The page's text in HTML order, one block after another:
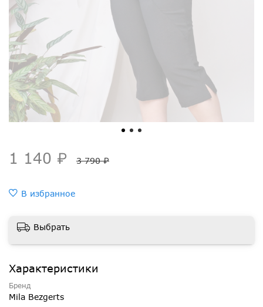
1 140 ₽ 3 790 ₽
В избранное
Выбрать
Характеристики
Бренд
Mila Bezgerts